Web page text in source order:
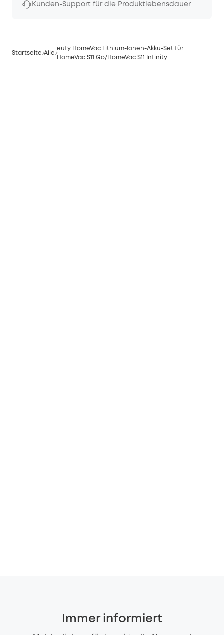
Kunden-Support für die Produktlebensdauer
Startseite Alle
eufy HomeVac Lithium‑Ionen‑Akku-Set für
HomeVac S11 Go/HomeVac S11 Infinity
Immer informiert